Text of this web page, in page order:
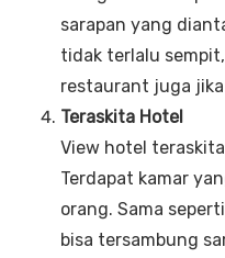
sarapan yang
tidak terlalu
restaurant juga
Teraskita Hotel
View hotel
Terdapat kamar
orang. Sama
bisa tersambung